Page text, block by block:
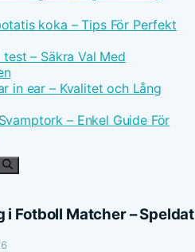
koka – Tips För Perfekt
– Säkra Val Med
in ear – Kvalitet och Lång
– Enkel Guide För
Fotboll Matcher –